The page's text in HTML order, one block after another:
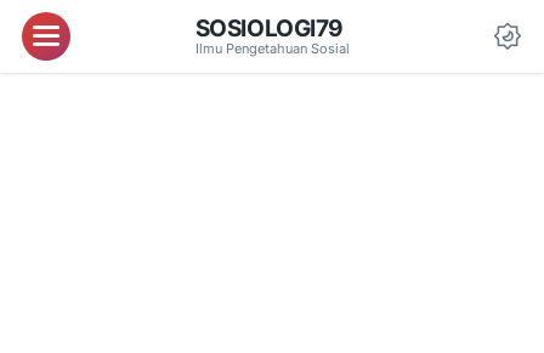
Menu SOSIOLOGI79
Ilmu Pengetahuan Sosial